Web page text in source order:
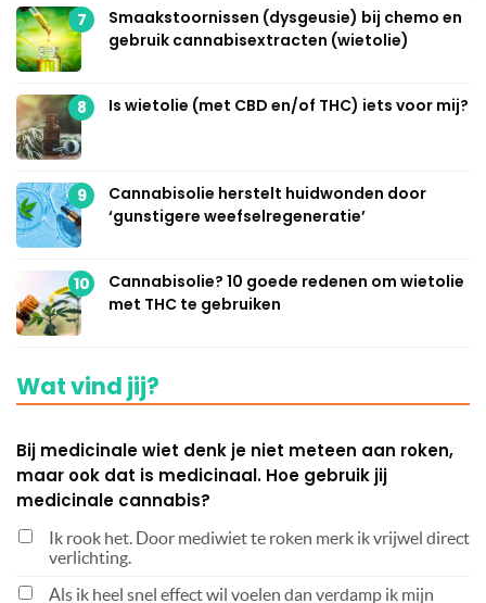
7
Smaakstoornissen (dysgeusie) bij chemo en
gebruik cannabisextracten (wietolie)
8 Is wietolie (met CBD en/of THC) iets voor mij?
9
Cannabisolie herstelt huidwonden door
‘gunstigere weefselregeneratie’
10
Cannabisolie? 10 goede redenen om wietolie
met THC te gebruiken
Wat vind jij?
Bij medicinale wiet denk je niet meteen aan roken,
maar ook dat is medicinaal. Hoe gebruik jij
medicinale cannabis?
Ik rook het. Door mediwiet te roken merk ik vrijwel direct
verlichting.
Als ik heel snel effect wil voelen dan verdamp ik mijn